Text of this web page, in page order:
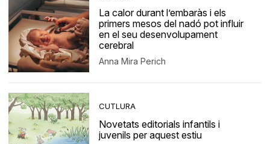
La calor durant l’embaràs i els
primers mesos del nadó pot influir
en el seu desenvolupament
cerebral
Anna Mira Perich
CUTLURA
Novetats editorials infantils i
juvenils per aquest estiu